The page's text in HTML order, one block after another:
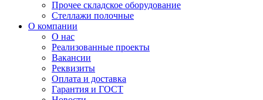
Прочее складское оборудование
Стеллажи полочные
О компании
О нас
Реализованные проекты
Вакансии
Реквизиты
Оплата и доставка
Гарантия и ГОСТ